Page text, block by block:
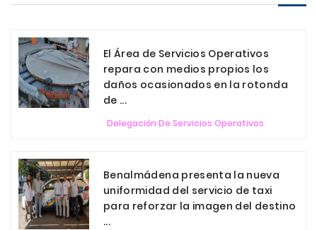
El Área de Servicios Operativos
repara con medios propios los
daños ocasionados en la rotonda
de ...
Delegación De Servicios Operativos
Benalmádena presenta la nueva
uniformidad del servicio de taxi
para reforzar la imagen del destino
...